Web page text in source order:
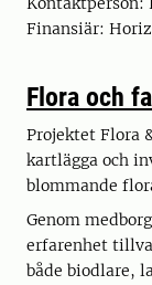
Finansiär:
Flora och
Projektet Flora
kartlägga och
blommande
Genom
erfarenhet
både biodlare,